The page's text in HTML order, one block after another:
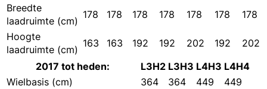
Breedte
laadruimte (cm) 178 178 178 178 178 178
178
Hoogte
laadruimte (cm) 163 163 192 192 202 192
202
2017 tot heden:
L3H2 L3H3 L4H3 L4H4
Wielbasis (cm)
364 364 449
449